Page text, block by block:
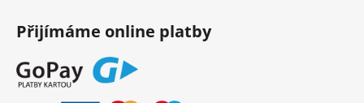
Přijímáme online platby